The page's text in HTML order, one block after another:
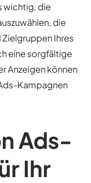
wichtig, die
die
Zielgruppen Ihres
eine sorgfältige
Anzeigen können
Kampagnen
Ads-
Ihr